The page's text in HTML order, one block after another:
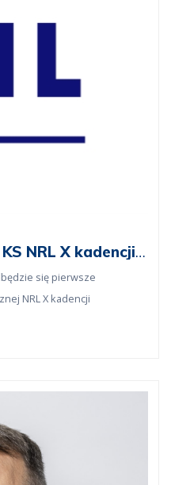
NRL X kadencji -
się pierwsze
NRL X kadencji